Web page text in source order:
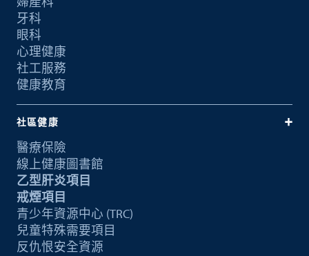
牙科
眼科
心理健康
社工服務
健康教育
社區健康
醫療保險
線上健康圖書館
乙型肝炎項目
戒煙項目
青少年資源中心 (TRC)
兒童特殊需要項目
反仇恨安全資源